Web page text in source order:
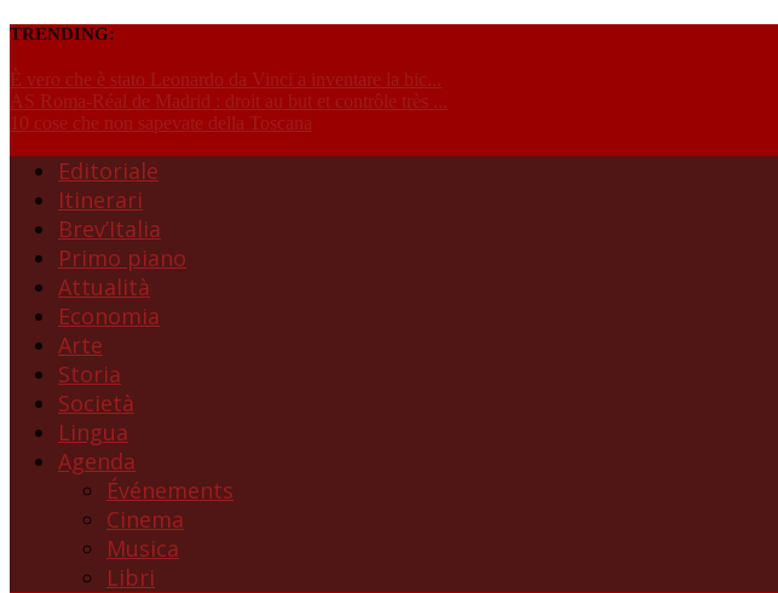
TRENDING:
È vero che è stato Leonardo da Vinci a inventare la bic...
AS Roma-Réal de Madrid : droit au but et contrôle très ...
10 cose che non sapevate della Toscana
Editoriale
Itinerari
Brev’Italia
Primo piano
Attualità
Economia
Arte
Storia
Società
Lingua
Agenda
Événements
Cinema
Musica
Libri